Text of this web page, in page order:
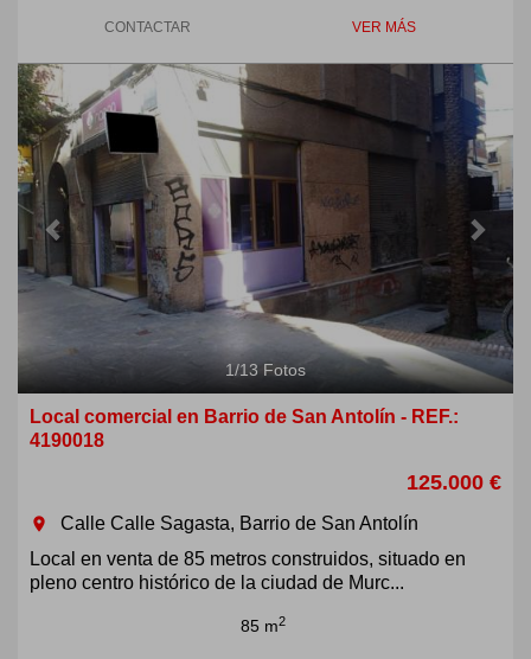
CONTACTAR VER MÁS
Previous Next
1/13Fotos
Local comercial en Barrio de San Antolín - REF.:
4190018
125.000 €
room
Calle Calle Sagasta, Barrio de San Antolín
Local en venta de 85 metros construidos, situado en
pleno centro histórico de la ciudad de Murc...
85 m2